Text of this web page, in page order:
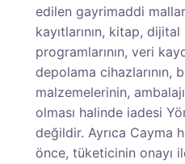
edilen gayrimaddi
kayıtlarının, kitap, dijital
programlarının, veri
depolama cihazlarının,
malzemelerinin,
olması halinde iadesi
değildir. Ayrıca Cayma
önce, tüketicinin onayı